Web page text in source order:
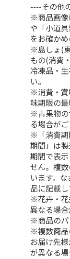
----その他
※商品画像
や「小道
をお確か
※島しょ(
もの(消費
冷凍品・
い。
※消費・賞
味期限の
※青果物の
る場合がご
※「消費期
期間」は
期間で表
せん。複
います。
品に記載し
※花卉・花
異なる場合
※商品のパ
※複数商品
お届け先
が異なる